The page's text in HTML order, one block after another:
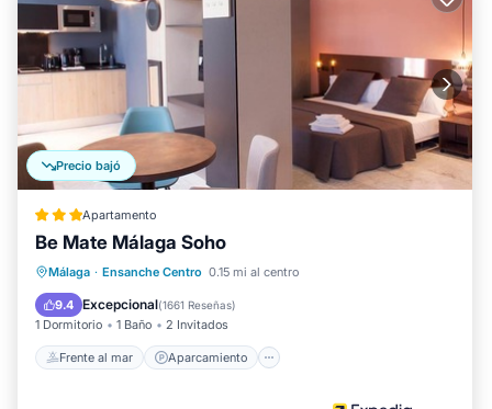
Precio bajó
Apartamento
Be Mate Málaga Soho
Málaga · Ensanche Centro 0.15 mi al centro
9.4 Excepcional(1661 Reseñas)
1 Dormitorio 1 Baño 2 Invitados
Frente al mar Aparcamiento
Frente al mar
Aparcamiento
Vista al mar
Vistas